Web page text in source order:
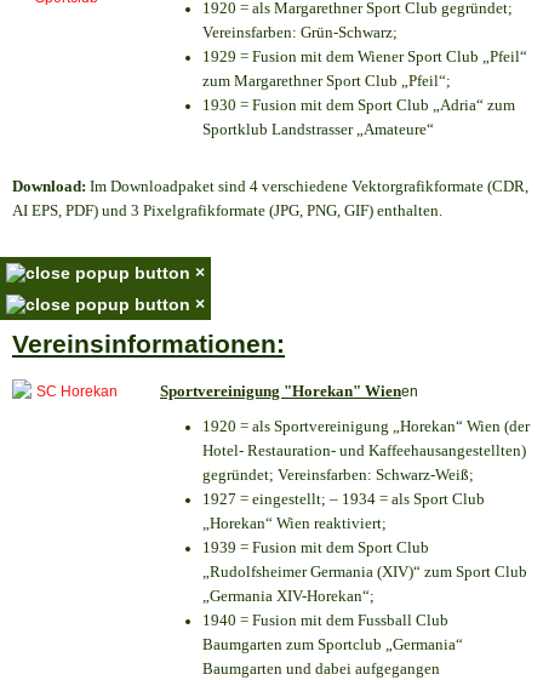
1920 = als Margarethner Sport Club gegründet;
Vereinsfarben: Grün-Schwarz;
1929 = Fusion mit dem Wiener Sport Club „Pfeil“
zum Margarethner Sport Club „Pfeil“;
1930 = Fusion mit dem Sport Club „Adria“ zum
Sportklub Landstrasser „Amateure“
Download: Im Downloadpaket sind 4 verschiedene Vektorgrafikformate (CDR,
AI EPS, PDF) und 3 Pixelgrafikformate (JPG, PNG, GIF) enthalten.
×
×
Vereinsinformationen:
Sportvereinigung "Horekan" Wienen
1920 = als Sportvereinigung „Horekan“ Wien (der
Hotel- Restauration- und Kaffeehausangestellten)
gegründet; Vereinsfarben: Schwarz-Weiß;
1927 = eingestellt; – 1934 = als Sport Club
„Horekan“ Wien reaktiviert;
1939 = Fusion mit dem Sport Club
„Rudolfsheimer Germania (XIV)“ zum Sport Club
„Germania XIV-Horekan“;
1940 = Fusion mit dem Fussball Club
Baumgarten zum Sportclub „Germania“
Baumgarten und dabei aufgegangen